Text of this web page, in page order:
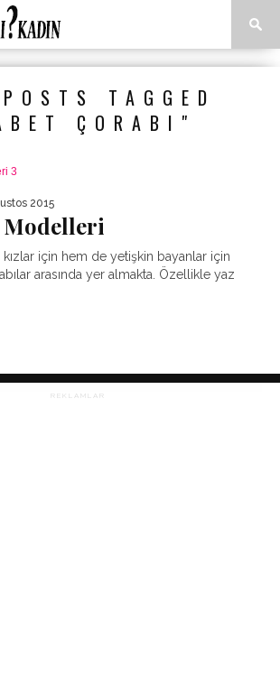
TAGGED
ÇORABI"
2015
Modelleri
için hem de yetişkin bayanlar için
arasında yer almakta. Özellikle yaz
REKLAMLAR